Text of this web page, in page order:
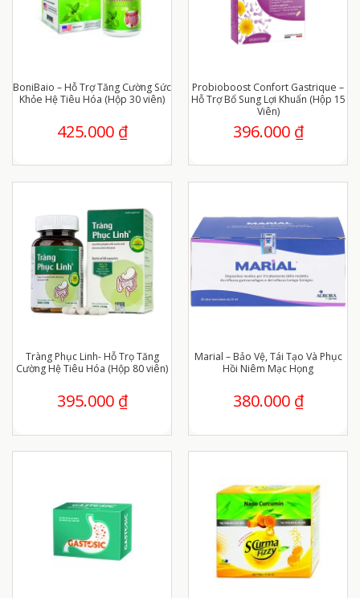
BoniBaio – Hỗ Trợ Tăng Cường Sức
Khỏe Hệ Tiêu Hóa (Hộp 30 viên)
425.000 ₫
Probioboost Confort Gastrique –
Hỗ Trợ Bổ Sung Lợi Khuẩn (Hộp 15
Viên)
396.000 ₫
Tràng Phục Linh- Hỗ Trọ Tăng
Cường Hệ Tiêu Hóa (Hộp 80 viên)
395.000 ₫
Marial – Bảo Vệ, Tái Tạo Và Phục
Hồi Niêm Mạc Họng
380.000 ₫